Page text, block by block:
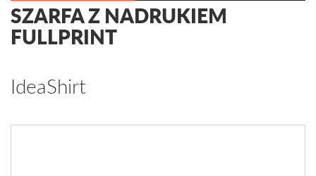
SZARFA Z NADRUKIEM
FULLPRINT
IdeaShirt